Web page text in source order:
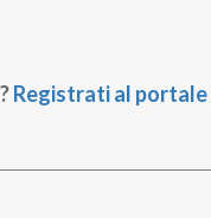
Registrati al portale